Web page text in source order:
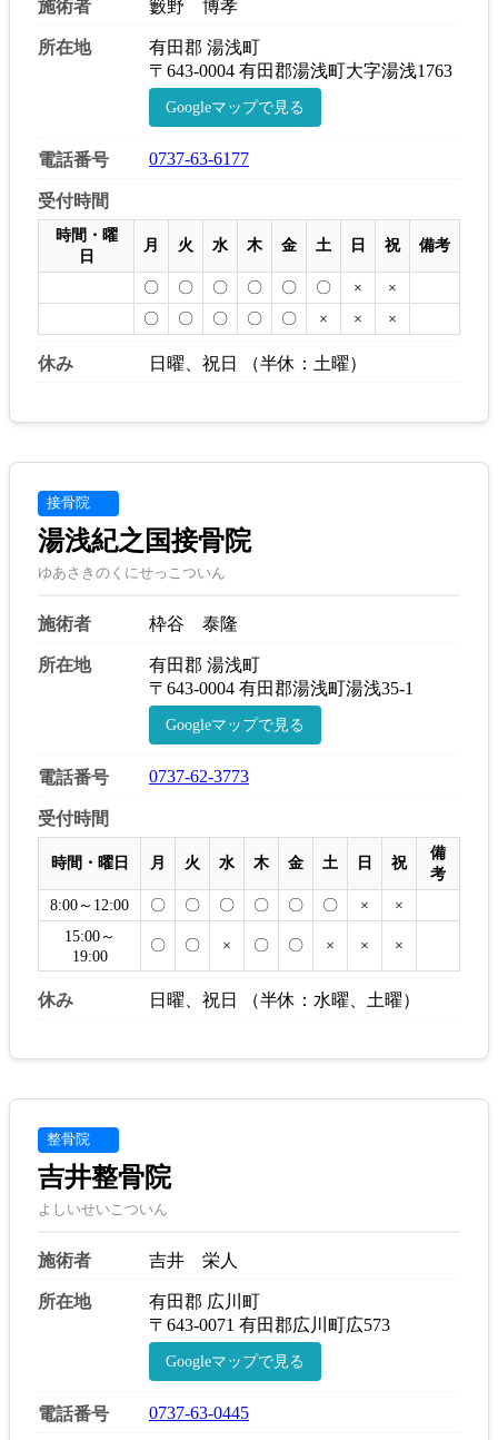
施術者 籔野 博孝
所在地
有田郡 湯浅町
〒643-0004 有田郡湯浅町大字湯浅1763
Googleマップで見る
電話番号 0737-63-6177
受付時間
時間・曜
日
月 火 水 木 金 土 日 祝 備考
〇 〇 〇 〇 〇 〇 ×
×
〇
〇 〇 〇 〇 × × ×
休み 日曜、祝日 （半休：土曜）
接骨院
湯浅紀之国接骨院
ゆあさきのくにせっこついん
施術者 枠谷 泰隆
所在地
有田郡 湯浅町
〒643-0004 有田郡湯浅町湯浅35-1
Googleマップで見る
電話番号 0737-62-3773
受付時間
時間・曜日 月 火 水 木 金 土 日 祝
備
考
8:00～12:00
〇 〇 〇 〇 〇 〇 ×
×
15:00～
19:00
〇 〇 × 〇 〇 × × ×
休み 日曜、祝日 （半休：水曜、土曜）
整骨院
吉井整骨院
よしいせいこついん
施術者 吉井 栄人
所在地
有田郡 広川町
〒643-0071 有田郡広川町広573
Googleマップで見る
電話番号 0737-63-0445